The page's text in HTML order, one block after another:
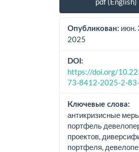
панель
статьи
Опубликован: июн.
2025
DOI:
https://doi.org/
73-8412-2025-2-
Ключевые слова:
антикризисные
портфель
проектов,
портфеля,